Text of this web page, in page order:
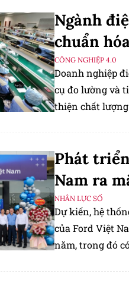
Ngành
chuẩn
CÔNG NGHIỆP 4.0
Doanh nghiệp
cụ đo lường và
thiện chất
Phát
Nam ra
NHÂN LỰC SỐ
Dự kiến, hệ
của Ford Việt
năm, trong đó